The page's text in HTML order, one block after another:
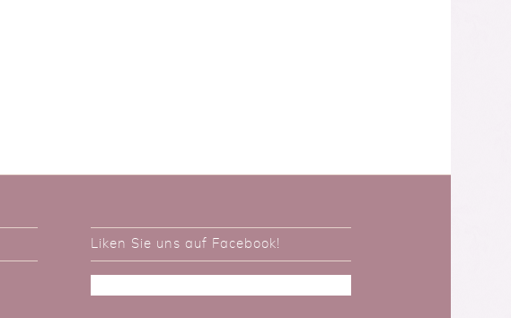
Liken Sie uns auf Facebook!